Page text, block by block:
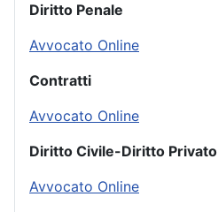
Diritto Penale
Avvocato Online
Contratti
Avvocato Online
Diritto Civile-Diritto Privato
Avvocato Online